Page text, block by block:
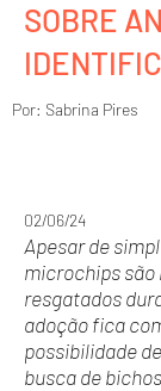
SOBRE
Por: Sabrina Pires
02/06/24
Apesar de
microchips são
resgatados
adoção fica
possibilidade
busca de